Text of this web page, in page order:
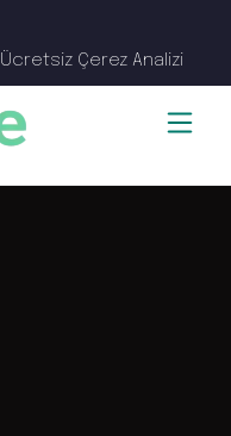
Ücretsiz Çerez Analizi